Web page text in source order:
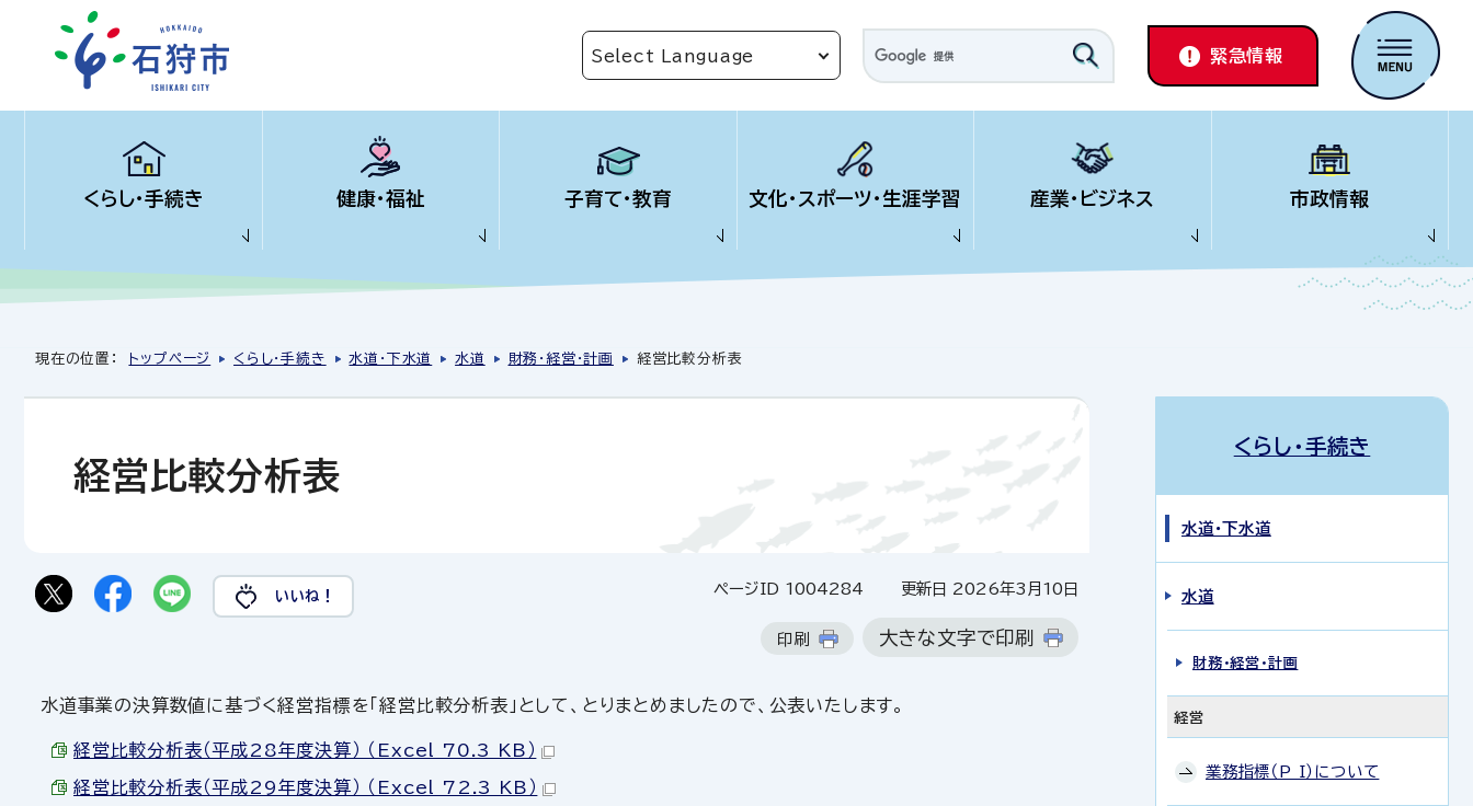
緊急情報
くらし・手続き 健康・福祉 子育て・教育 文化・スポーツ・生涯学習 産業・ビジネス 市政情報
現在の位置： トップページ くらし・手続き 水道・下水道 水道 財務・経営・計画 経営比較分析表
経営比較分析表
いいね！ ページID 1004284 更新日 2026年3月10日
印刷 大きな文字で印刷
水道事業の決算数値に基づく経営指標を「経営比較分析表」として、とりまとめましたので、公表いたします。
経営比較分析表（平成28年度決算） （Excel 70.3 KB）
経営比較分析表（平成29年度決算） （Excel 72.3 KB）
くらし・手続き
水道・下水道
水道
財務・経営・計画
経営
業務指標（P I）について